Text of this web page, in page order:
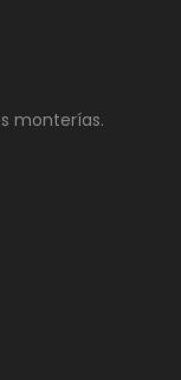
monterías.